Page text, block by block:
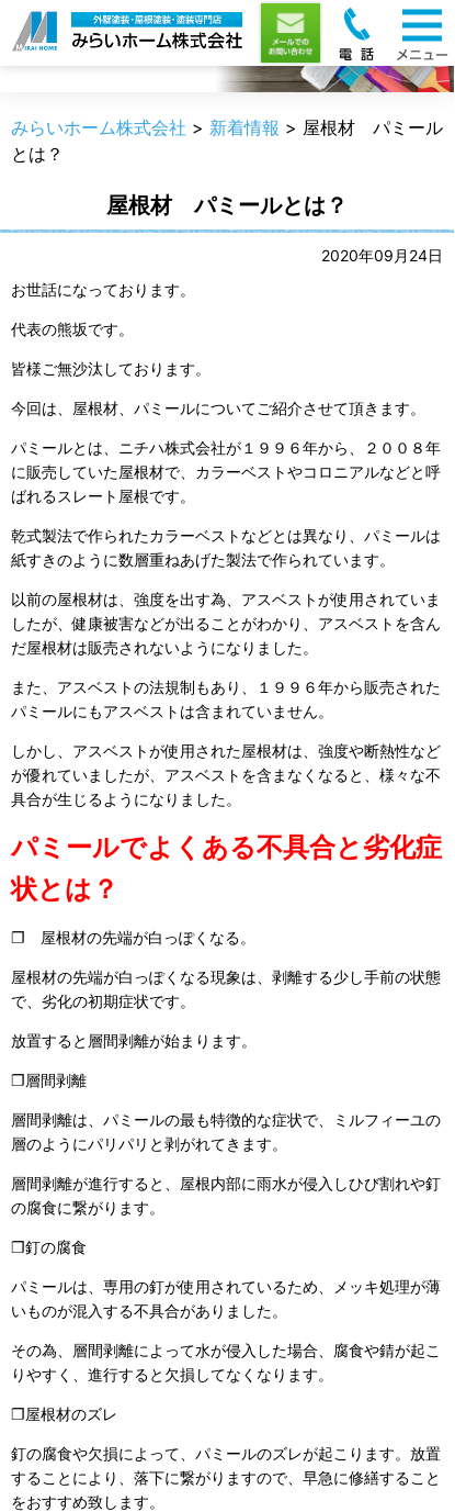
新着情報
みらいホーム株式会社 > 新着情報 > 屋根材 パミール
とは？
屋根材 パミールとは？
2020年09月24日
お世話になっております。
代表の熊坂です。
皆様ご無沙汰しております。
今回は、屋根材、パミールについてご紹介させて頂きます。
パミールとは、ニチハ株式会社が１９９６年から、２００８年
に販売していた屋根材で、カラーベストやコロニアルなどと呼
ばれるスレート屋根です。
乾式製法で作られたカラーベストなどとは異なり、パミールは
紙すきのように数層重ねあげた製法で作られています。
以前の屋根材は、強度を出す為、アスベストが使用されていま
したが、健康被害などが出ることがわかり、アスベストを含ん
だ屋根材は販売されないようになりました。
また、アスベストの法規制もあり、１９９６年から販売された
パミールにもアスベストは含まれていません。
しかし、アスベストが使用された屋根材は、強度や断熱性など
が優れていましたが、アスベストを含まなくなると、様々な不
具合が生じるようになりました。
パミールでよくある不具合と劣化症
状とは？
❐ 屋根材の先端が白っぽくなる。
屋根材の先端が白っぽくなる現象は、剥離する少し手前の状態
で、劣化の初期症状です。
放置すると層間剥離が始まります。
❐層間剥離
層間剥離は、パミールの最も特徴的な症状で、ミルフィーユの
層のようにパリパリと剥がれてきます。
層間剥離が進行すると、屋根内部に雨水が侵入しひび割れや釘
の腐食に繋がります。
❐釘の腐食
パミールは、専用の釘が使用されているため、メッキ処理が薄
いものが混入する不具合がありました。
その為、層間剥離によって水が侵入した場合、腐食や錆が起こ
りやすく、進行すると欠損してなくなります。
❐屋根材のズレ
釘の腐食や欠損によって、パミールのズレが起こります。放置
することにより、落下に繋がりますので、早急に修繕すること
をおすすめ致します。